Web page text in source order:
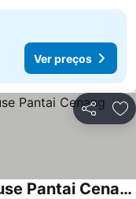
Ver preços
Partilhar
Langkawi Tok Jah Guest House Pantai Cenang